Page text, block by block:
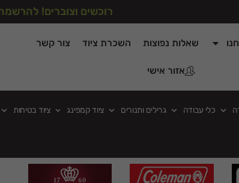
רוכשים וצוברים!
שאלות נפוצות השכרת ציוד צור קשר
אזור אישי
כלי עבודה גרילים ותנורים ציוד קמפינג ציוד בטיחות